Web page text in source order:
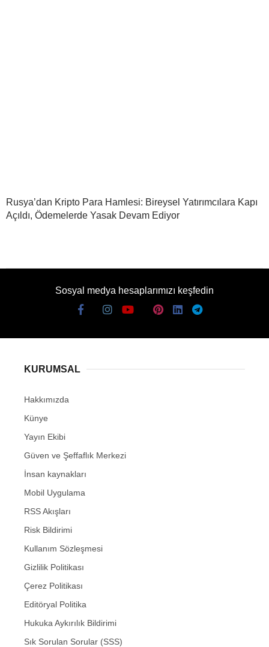
Rusya’dan Kripto Para Hamlesi: Bireysel Yatırımcılara Kapı
Açıldı, Ödemelerde Yasak Devam Ediyor
Sosyal medya hesaplarımızı keşfedin
KURUMSAL
Hakkımızda
Künye
Yayın Ekibi
Güven ve Şeffaflık Merkezi
İnsan kaynakları
Mobil Uygulama
RSS Akışları
Risk Bildirimi
Kullanım Sözleşmesi
Gizlilik Politikası
Çerez Politikası
Editöryal Politika
Hukuka Aykırılık Bildirimi
Sık Sorulan Sorular (SSS)